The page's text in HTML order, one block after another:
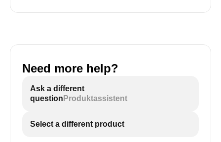
Need more help?
Ask a different
question Produktassistent
Select a different product